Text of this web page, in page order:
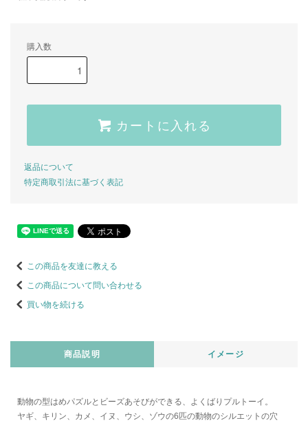
購入数
カートに入れる
返品について
特定商取引法に基づく表記
この商品を友達に教える
この商品について問い合わせる
買い物を続ける
商品説明 イメージ
動物の型はめパズルとビーズあそびができる、よくばりプルトーイ。
ヤギ、キリン、カメ、イヌ、ウシ、ゾウの6匹の動物のシルエットの穴